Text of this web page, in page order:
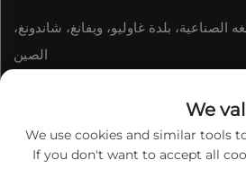
الصناعية، بلدة غاوليو، ويفانغ، شاندونغ،
الصين
We
We use cookies and similar tools
If you don't want to accept all